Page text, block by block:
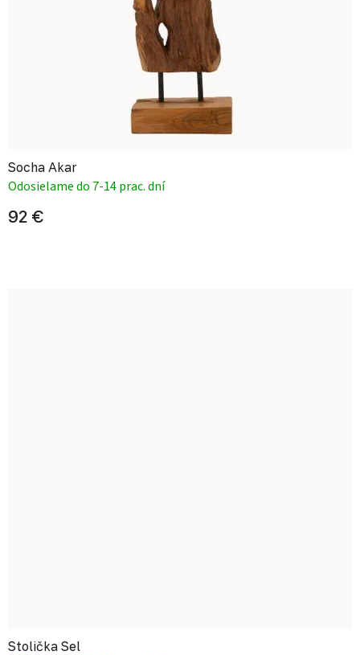
Socha Akar
Odosielame do 7-14 prac. dní
92 €
Stolička Sel